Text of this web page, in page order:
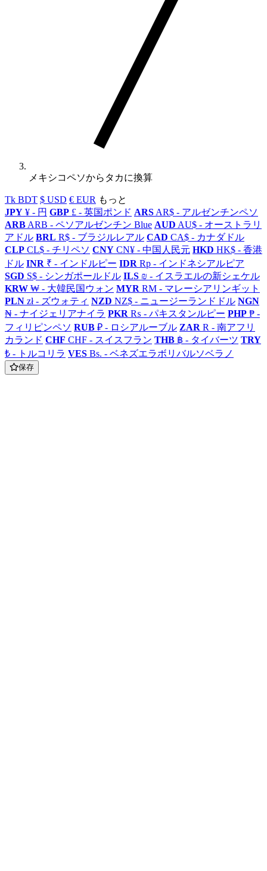
メキシコペソからタカに換算
Tk BDT $ USD € EUR もっと
JPY ¥ - 円 GBP £ - 英国ポンド ARS AR$ - アルゼンチンペソ
ARB ARB - ペソアルゼンチン Blue AUD AU$ - オーストラリ
アドル BRL R$ - ブラジルレアル CAD CA$ - カナダドル
CLP CL$ - チリペソ CNY CN¥ - 中国人民元 HKD HK$ - 香港
ドル INR ₹ - インドルピー IDR Rp - インドネシアルピア
SGD S$ - シンガポールドル ILS ₪ - イスラエルの新シェケル
KRW ₩ - 大韓民国ウォン MYR RM - マレーシアリンギット
PLN zł - ズウォティ NZD NZ$ - ニュージーランドドル NGN
₦ - ナイジェリアナイラ PKR ₨ - パキスタンルピー PHP ₱ -
フィリピンペソ RUB ₽ - ロシアルーブル ZAR R - 南アフリ
カランド CHF CHF - スイスフラン THB ฿ - タイバーツ TRY
₺ - トルコリラ VES Bs. - ベネズエラボリバルソベラノ
保存